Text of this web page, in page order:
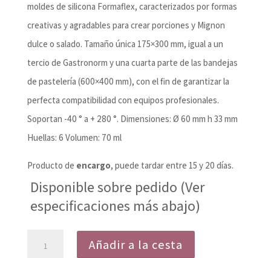
original
era:
9,85€.
actual
es:
9,38€.
moldes de silicona Formaflex, caracterizados por formas
creativas y agradables para crear porciones y Mignon
dulce o salado. Tamaño única 175×300 mm, igual a un
tercio de Gastronorm y una cuarta parte de las bandejas
de pastelería (600×400 mm), con el fin de garantizar la
perfecta compatibilidad con equipos profesionales.
Soportan -40 ° a + 280 °. Dimensiones: Ø 60 mm h 33 mm
Huellas: 6 Volumen: 70 ml
Producto de encargo, puede tardar entre 15 y 20 días.
Disponible sobre pedido (Ver
especificaciones más abajo)
Añadir a la cesta